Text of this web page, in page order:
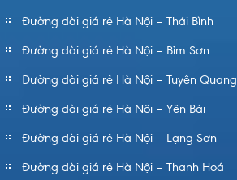
Đường dài giá rẻ Hà Nội – Thái Bình
Đường dài giá rẻ Hà Nội – Bỉm Sơn
Đường dài giá rẻ Hà Nội – Tuyên Quang
Đường dài giá rẻ Hà Nội – Yên Bái
Đường dài giá rẻ Hà Nội – Lạng Sơn
Đường dài giá rẻ Hà Nội – Thanh Hoá